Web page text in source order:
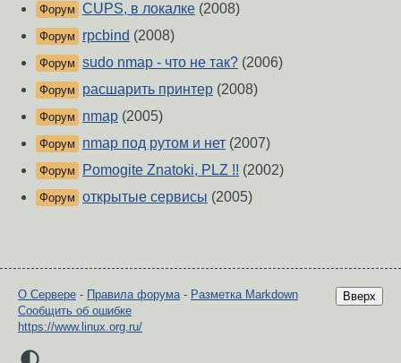
Форум CUPS, в локалке (2008)
Форум rpcbind (2008)
Форум sudo nmap - что не так? (2006)
Форум расшарить принтер (2008)
Форум nmap (2005)
Форум nmap под рутом и нет (2007)
Форум Pomogite Znatoki, PLZ !! (2002)
Форум открытые сервисы (2005)
Вверх
О Сервере - Правила форума- Разметка Markdown
Сообщить об ошибке
https://www.linux.org.ru/